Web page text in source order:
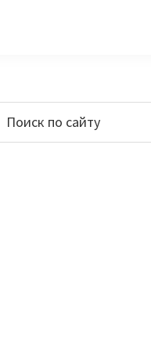
Основной